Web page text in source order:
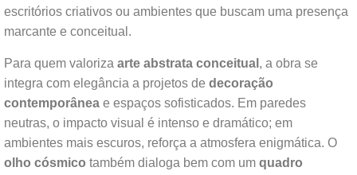
escritórios criativos ou ambientes que buscam uma presença
marcante e conceitual.
Para quem valoriza arte abstrata conceitual , a obra se
integra com elegância a projetos de decoração
contemporânea e espaços sofisticados. Em paredes
neutras, o impacto visual é intenso e dramático; em
ambientes mais escuros, reforça a atmosfera enigmática. O
olho cósmico também dialoga bem com um quadro